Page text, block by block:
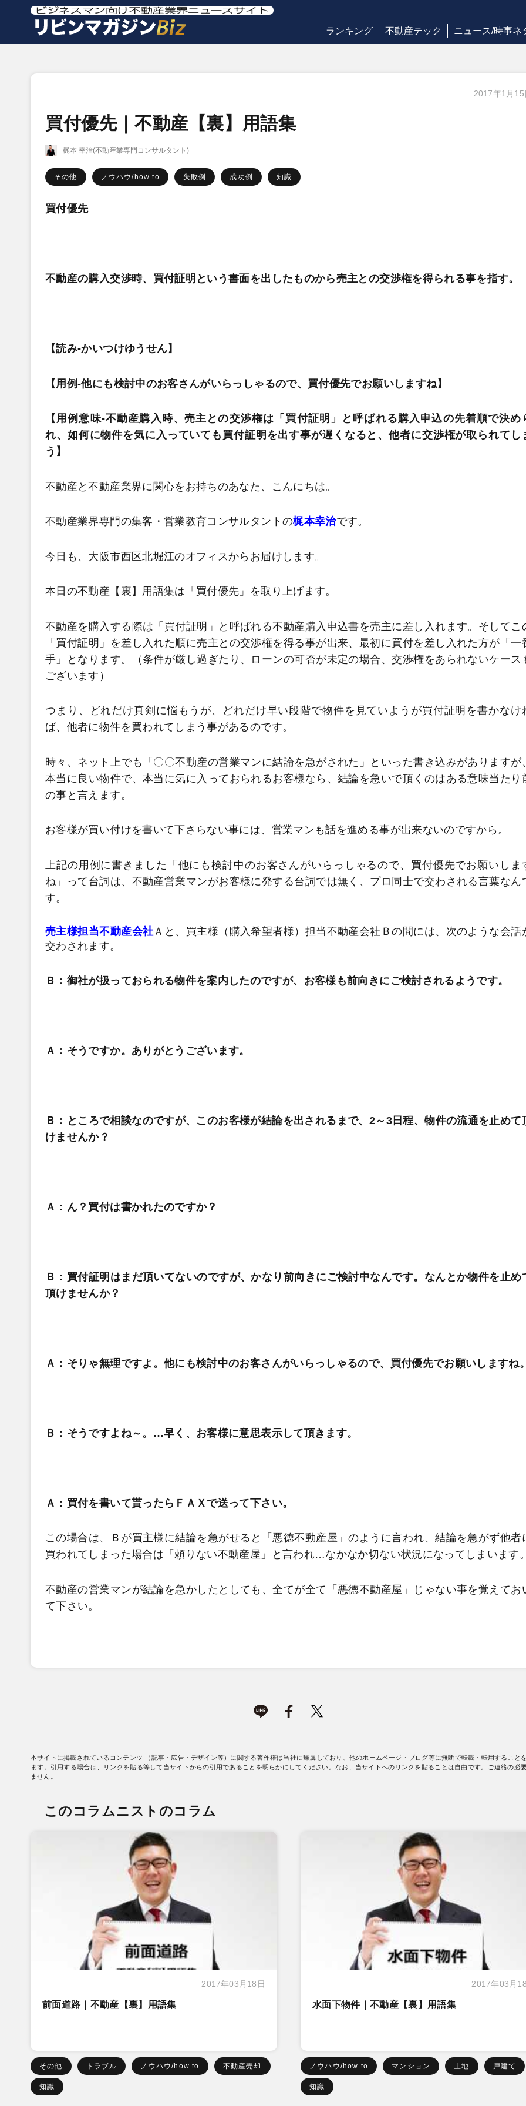
ランキング 不動産テック ニュース/時事ネ
2017年1月15
買付優先｜不動産【裏】用語集
梶本 幸治(不動産業専門コンサルタント)
その他 ノウハウ/how to 失敗例 成功例 知識
買付優先
不動産の購入交渉時、買付証明という書面を出したものから売主との交渉権を得られる事を指す。
【読み-かいつけゆうせん】
【用例-他にも検討中のお客さんがいらっしゃるので、買付優先でお願いしますね】
【用例意味-不動産購入時、売主との交渉権は「買付証明」と呼ばれる購入申込の先着順で決め
れ、如何に物件を気に入っていても買付証明を出す事が遅くなると、他者に交渉権が取られてし
う】
不動産と不動産業界に関心をお持ちのあなた、こんにちは。
不動産業界専門の集客・営業教育コンサルタントの梶本幸治です。
今日も、大阪市西区北堀江のオフィスからお届けします。
本日の不動産【裏】用語集は「買付優先」を取り上げます。
不動産を購入する際は「買付証明」と呼ばれる不動産購入申込書を売主に差し入れます。そしてこ
「買付証明」を差し入れた順に売主との交渉権を得る事が出来、最初に買付を差し入れた方が「一
手」となります。（条件が厳し過ぎたり、ローンの可否が未定の場合、交渉権をあられないケース
ございます）
つまり、どれだけ真剣に悩もうが、どれだけ早い段階で物件を見ていようが買付証明を書かなけ
ば、他者に物件を買われてしまう事があるのです。
時々、ネット上でも「〇〇不動産の営業マンに結論を急がされた」といった書き込みがありますが
本当に良い物件で、本当に気に入っておられるお客様なら、結論を急いで頂くのはある意味当たり
の事と言えます。
お客様が買い付けを書いて下さらない事には、営業マンも話を進める事が出来ないのですから。
上記の用例に書きました「他にも検討中のお客さんがいらっしゃるので、買付優先でお願いしま
ね」って台詞は、不動産営業マンがお客様に発する台詞では無く、プロ同士で交わされる言葉なん
す。
売主様担当不動産会社 Ａと、買主様（購入希望者様）担当不動産会社Ｂの間には、次のような会話
交わされます。
Ｂ：御社が扱っておられる物件を案内したのですが、お客様も前向きにご検討されるようです。
Ａ：そうですか。ありがとうございます。
Ｂ：ところで相談なのですが、このお客様が結論を出されるまで、2～3日程、物件の流通を止めて
けませんか？
Ａ：ん？買付は書かれたのですか？
Ｂ：買付証明はまだ頂いてないのですが、かなり前向きにご検討中なんです。なんとか物件を止め
頂けませんか？
Ａ：そりゃ無理ですよ。他にも検討中のお客さんがいらっしゃるので、買付優先でお願いしますね
Ｂ：そうですよね～。…早く、お客様に意思表示して頂きます。
Ａ：買付を書いて貰ったらＦＡＸで送って下さい。
この場合は、Ｂが買主様に結論を急がせると「悪徳不動産屋」のように言われ、結論を急がず他者
買われてしまった場合は「頼りない不動産屋」と言われ…なかなか切ない状況になってしまいます
不動産の営業マンが結論を急かしたとしても、全てが全て「悪徳不動産屋」じゃない事を覚えてお
て下さい。
本サイトに掲載されているコンテンツ （記事・広告・デザイン等）に関する著作権は当社に帰属しており、他のホームページ・ブログ等に無断で転載・転用すること
ます。引用する場合は、リンクを貼る等して当サイトからの引用であることを明らかにしてください。なお、当サイトへのリンクを貼ることは自由です。ご連絡の必
ません。
このコラムニストのコラム
2017年03月18日
前面道路｜不動産【裏】用語集
その他 トラブル ノウハウ/how to 不動産売却
知識
2017年03月
水面下物件｜不動産【裏】用語集
ノウハウ/how to マンション 土地 戸建て
知識